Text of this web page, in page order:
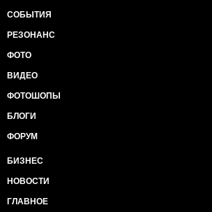
СОБЫТИЯ
РЕЗОНАНС
ФОТО
ВИДЕО
ФОТОШОПЫ
БЛОГИ
ФОРУМ
БИЗНЕС
НОВОСТИ
ГЛАВНОЕ